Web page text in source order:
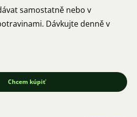
samostatně nebo v
Dávkujte denně v
Chcem kúpiť